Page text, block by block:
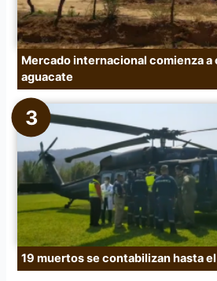
Mercado internacional comienza a
aguacate
19 muertos se contabilizan hasta